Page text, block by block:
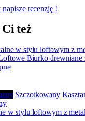
recenzję !
też
Szczotkowany
w stylu loftowym z